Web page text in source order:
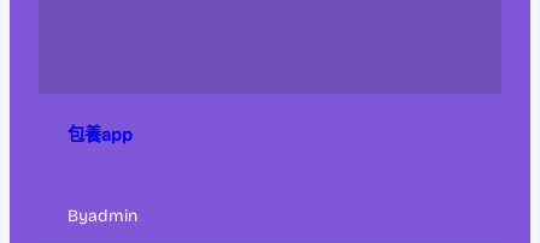
包養app
Byadmin